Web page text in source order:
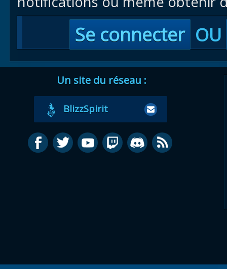
Se connecter OU
Un site du réseau :
BlizzSpirit